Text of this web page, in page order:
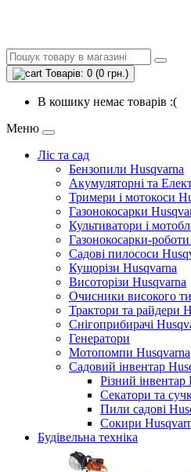
Товарів: 0 (0 грн.)
В кошику немає товарів :(
Меню
Ліс та сад
Бензопили Husqvarna
Акумуляторні та
Тримери і мотокоси
Газонокосарки
Культиватори і
Газонокосарки-
Садові пилососи
Кущорізи Husqvarna
Висоторізи Husqvarna
Очисники високого
Трактори та райдери
Снігоприбирачі
Генератори
Мотопомпи Husqvarna
Садовий інвентар
Різний інвентар
Секатори та
Пили садові
Сокири
Будівельна техніка